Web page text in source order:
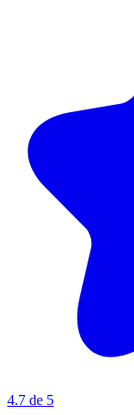
4.7 de 5